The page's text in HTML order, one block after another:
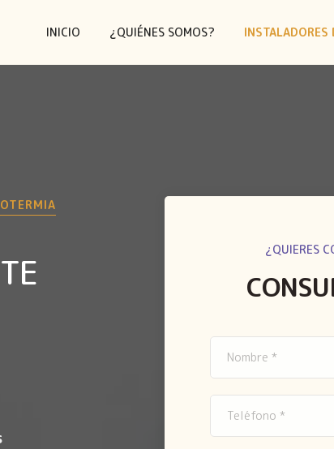
INICIO ¿QUIÉNES SOMOS? INSTALADORES
¿QUIERES